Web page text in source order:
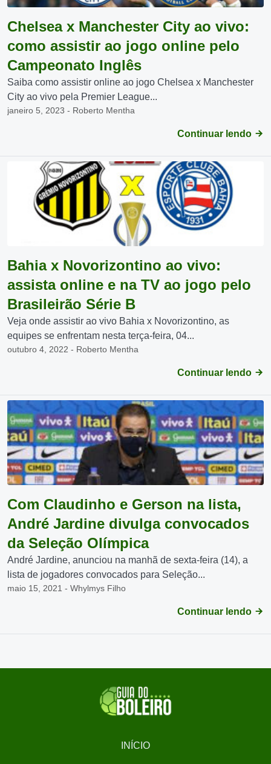
Chelsea x Manchester City ao vivo:
como assistir ao jogo online pelo
Campeonato Inglês
Saiba como assistir online ao jogo Chelsea x Manchester
City ao vivo pela Premier League...
janeiro 5, 2023 - Roberto Mentha
Continuar lendo
Bahia x Novorizontino ao vivo:
assista online e na TV ao jogo pelo
Brasileirão Série B
Veja onde assistir ao vivo Bahia x Novorizontino, as
equipes se enfrentam nesta terça-feira, 04...
outubro 4, 2022 - Roberto Mentha
Continuar lendo
Com Claudinho e Gerson na lista,
André Jardine divulga convocados
da Seleção Olímpica
André Jardine, anunciou na manhã de sexta-feira (14), a
lista de jogadores convocados para Seleção...
maio 15, 2021 - Whylmys Filho
Continuar lendo
INÍCIO